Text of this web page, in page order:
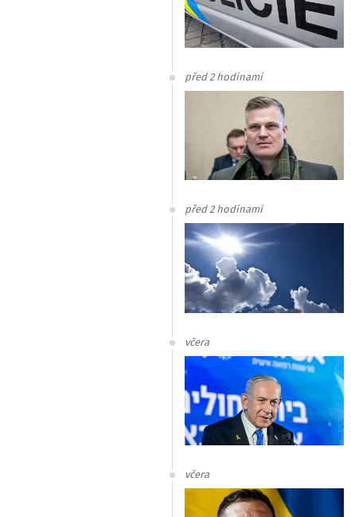
před 2 hodinami
před 2 hodinami
včera
včera